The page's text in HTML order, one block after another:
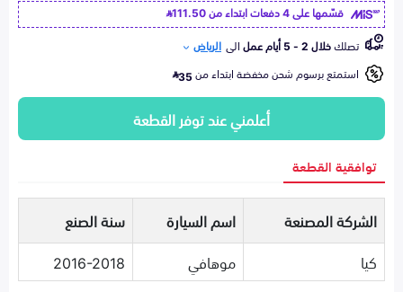
قسّمها على 4 دفعات ابتداء من
111.50
تصلكخلال 2 - 5 أيام عمل الى الرياض
استمتع برسوم شحن مخفضة ابتداء من35
أعلمني عند توفر القطعة
توافقية القطعة
الشركة المصنعة اسم السيارة
سنة الصنع
كيا
موهافي 2016-2018